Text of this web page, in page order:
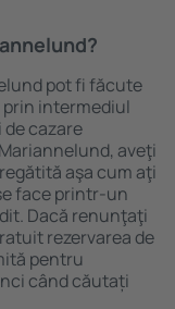
pot fi făcute
intermediul
de cazare
aveţi
aşa cum aţi
face printr-un
Dacă renunţaţi
rezervarea de
pentru
când căutați